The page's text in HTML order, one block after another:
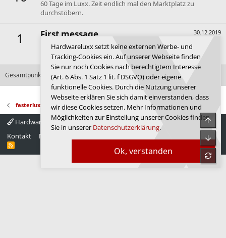
60 Tage im Luxx. Zeit endlich mal den Marktplatz zu
durchstöbern.
1 30.12.2019
First message
Dein erster Beitrag. Hallo und willkommen im Forum de
Luxx.
Gesamtpunktzahl: 163 Alle verfügbaren Erfolge anzeigen
fasterluxxO443h3j9r
Hardwareluxx 4.0
Deutsch
Kontakt
Nutzungsbedingungen Startseite
R
Ok, verstanden
Hardwareluxx setzt keine externen Werbe- und
Tracking-Cookies ein. Auf unserer Webseite finden
Sie nur noch Cookies nach berechtigtem Interesse
(Art. 6 Abs. 1 Satz 1 lit. f DSGVO) oder eigene
funktionelle Cookies. Durch die Nutzung unserer
Webseite erklären Sie sich damit einverstanden, dass
wir diese Cookies setzen. Mehr Informationen und
Möglichkeiten zur Einstellung unserer Cookies finden
Sie in unserer Datenschutzerklärung.